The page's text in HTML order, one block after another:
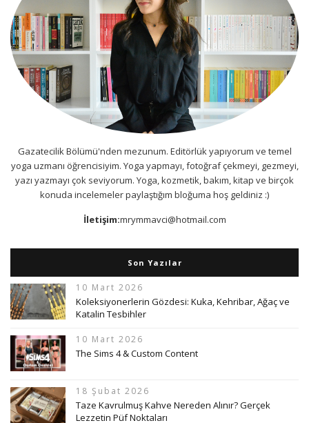
Gazatecilik Bölümü'nden mezunum. Editörlük yapıyorum ve temel
yoga uzmanı öğrencisiyim. Yoga yapmayı, fotoğraf çekmeyi, gezmeyi,
yazı yazmayı çok seviyorum. Yoga, kozmetik, bakım, kitap ve birçok
konuda incelemeler paylaştığım bloğuma hoş geldiniz :)
İletişim:mrymmavci@hotmail.com
Son Yazılar
10 Mart 2026
Koleksiyonerlerin Gözdesi: Kuka, Kehribar, Ağaç ve
Katalin Tesbihler
10 Mart 2026
The Sims 4 & Custom Content
18 Şubat 2026
Taze Kavrulmuş Kahve Nereden Alınır? Gerçek
Lezzetin Püf Noktaları